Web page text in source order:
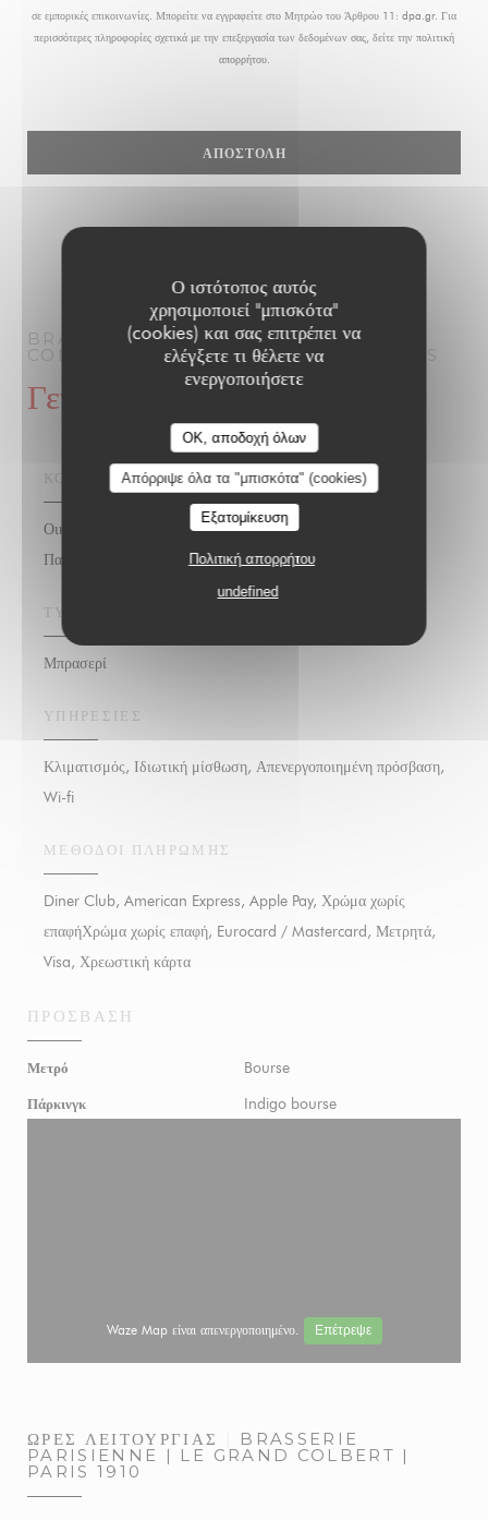
Ο ιστότοπος αυτός
χρησιμοποιεί "μπισκότα"
(cookies) και σας επιτρέπει να
ελέγξετε τι θέλετε να
ενεργοποιήσετε
OK, αποδοχή όλων
Απόρριψε όλα τα "μπισκότα" (cookies)
Εξατομίκευση
Πολιτική απορρήτου
undefined
σε εμπορικές επικοινωνίες. Μπορείτε να εγγραφείτε στο Μητρώο του Άρθρου 11: dpa.gr. Για
περισσότερες πληροφορίες σχετικά με την επεξεργασία των δεδομένων σας, δείτε την πολιτική
απορρήτου.
BRASSERIE PARISIENNE | LE GRAND
COLBERT | PARIS 1910ΜΠΡΑΣΕΡΊ PARIS
Γενικές πληροφορίες
ΚΟΥΖΊΝΑ
Οικογενειακή Κουζίνα, Θαλασσινά, νωπού προϊόντος,
Παραδοσιακή Κουζίνα, Σπιτικό
ΤΎΠΟΣ ΕΠΙΧΕΊΡΗΣΗΣ
Μπρασερί
ΥΠΗΡΕΣΊΕΣ
Κλιματισμός, Ιδιωτική μίσθωση, Απενεργοποιημένη πρόσβαση,
Wi-fi
ΜΈΘΟΔΟΙ ΠΛΗΡΩΜΉΣ
Diner Club, American Express, Apple Pay, Χρώμα χωρίς
επαφήΧρώμα χωρίς επαφή, Eurocard / Mastercard, Μετρητά,
Visa, Χρεωστική κάρτα
ΠΡΌΣΒΑΣΗ
Μετρό Bourse
Πάρκινγκ Indigo bourse
Waze Map είναι απενεργοποιημένο. Επέτρεψε
ΏΡΕΣ ΛΕΙΤΟΥΡΓΊΑΣ BRASSERIE
PARISIENNE | LE GRAND COLBERT |
PARIS 1910